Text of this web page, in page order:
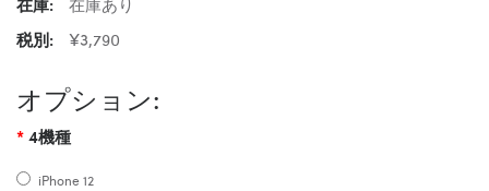
税別:
¥3,790
オプション:
4機種
iPhone 12